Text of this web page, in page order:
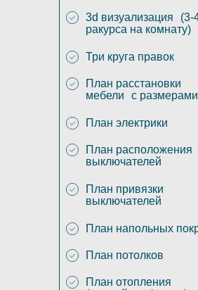
План отопления
План потолков
План напольных
План привязки
выключателей
План расположения
выключателей
План электрики
План расстановки
мебели с размерами
Три круга правок
3d визуализация (3-
ракурса на комнату)